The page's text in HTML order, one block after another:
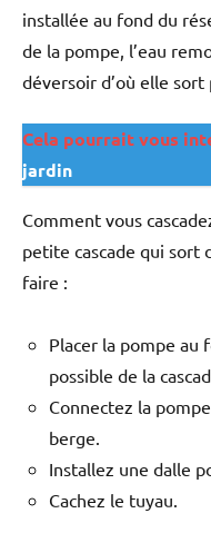
installée au fond du
de la pompe, l’eau
déversoir d’où elle sort
Cela pourrait vous
jardin
Comment vous
petite cascade qui sort
faire :
Placer la pompe au
possible de la
Connectez la
berge.
Installez une dalle
Cachez le tuyau.